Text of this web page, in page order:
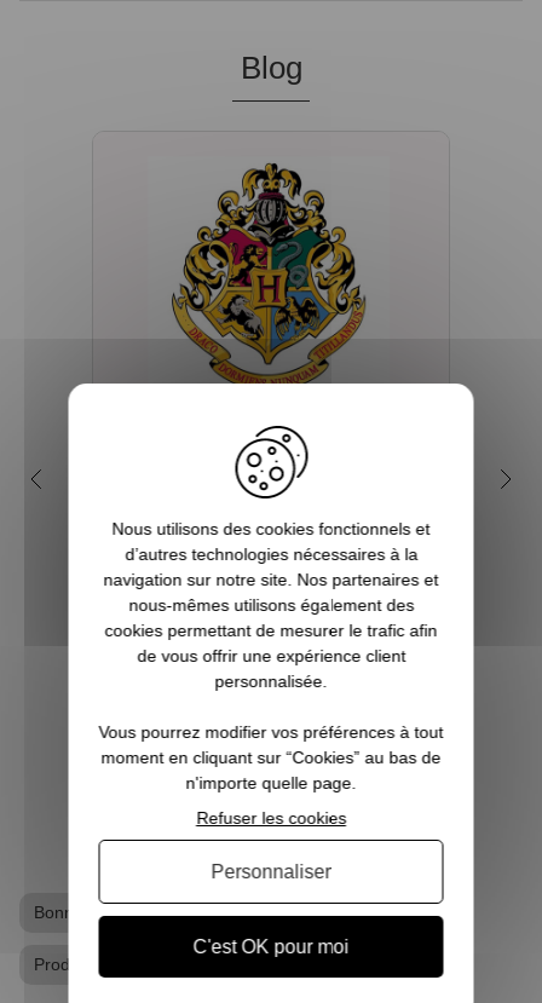
Blog
Quelles sont les 4 maisons
dans la saga Harry Potter ?
plus encore avec l’arrivée du film en 2001,
le phénomène Harry Potter a conquis la
culture mondiale. La Pottermania nous a
tous et toutes touchées. Qui n’a pas
attendu, fébrilement, le jour de s...
VOIR L'ARTICLE
Bonnet Harry Potter Gants / Mitaines Harry Potter
Produits dérivés Harry Potter
Nous utilisons des cookies fonctionnels et
d’autres technologies nécessaires à la
navigation sur notre site. Nos partenaires et
nous-mêmes utilisons également des
cookies permettant de mesurer le trafic afin
de vous offrir une expérience client
personnalisée.
Vous pourrez modifier vos préférences à tout
moment en cliquant sur “Cookies” au bas de
n'importe quelle page.
C'est OK pour moi
Refuser les cookies
Personnaliser